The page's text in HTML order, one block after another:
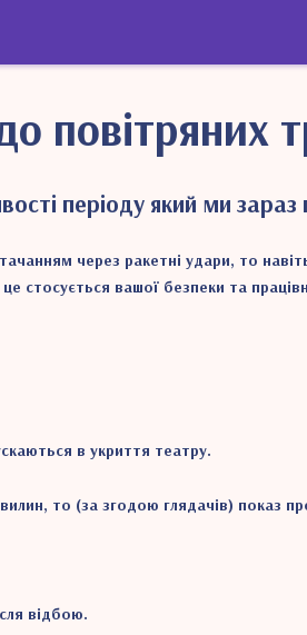
повітряних
періоду який ми
через ракетні удари, то
стосується вашої безпеки та
в укриття театру.
то (за згодою глядачів) показ
відбою.